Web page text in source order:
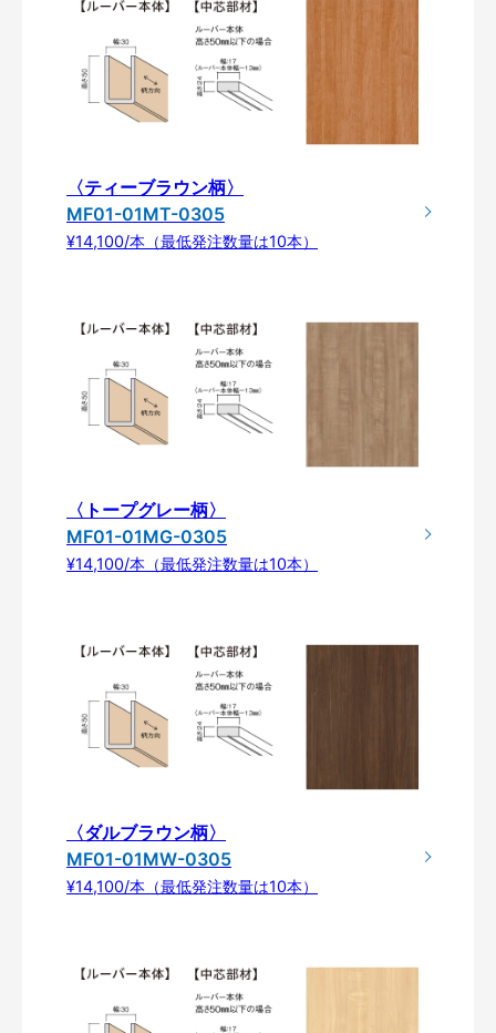
〈ティーブラウン柄〉
MF01-01MT-0305
¥14,100/本（最低発注数量は10本）
〈トープグレー柄〉
MF01-01MG-0305
¥14,100/本（最低発注数量は10本）
〈ダルブラウン柄〉
MF01-01MW-0305
¥14,100/本（最低発注数量は10本）